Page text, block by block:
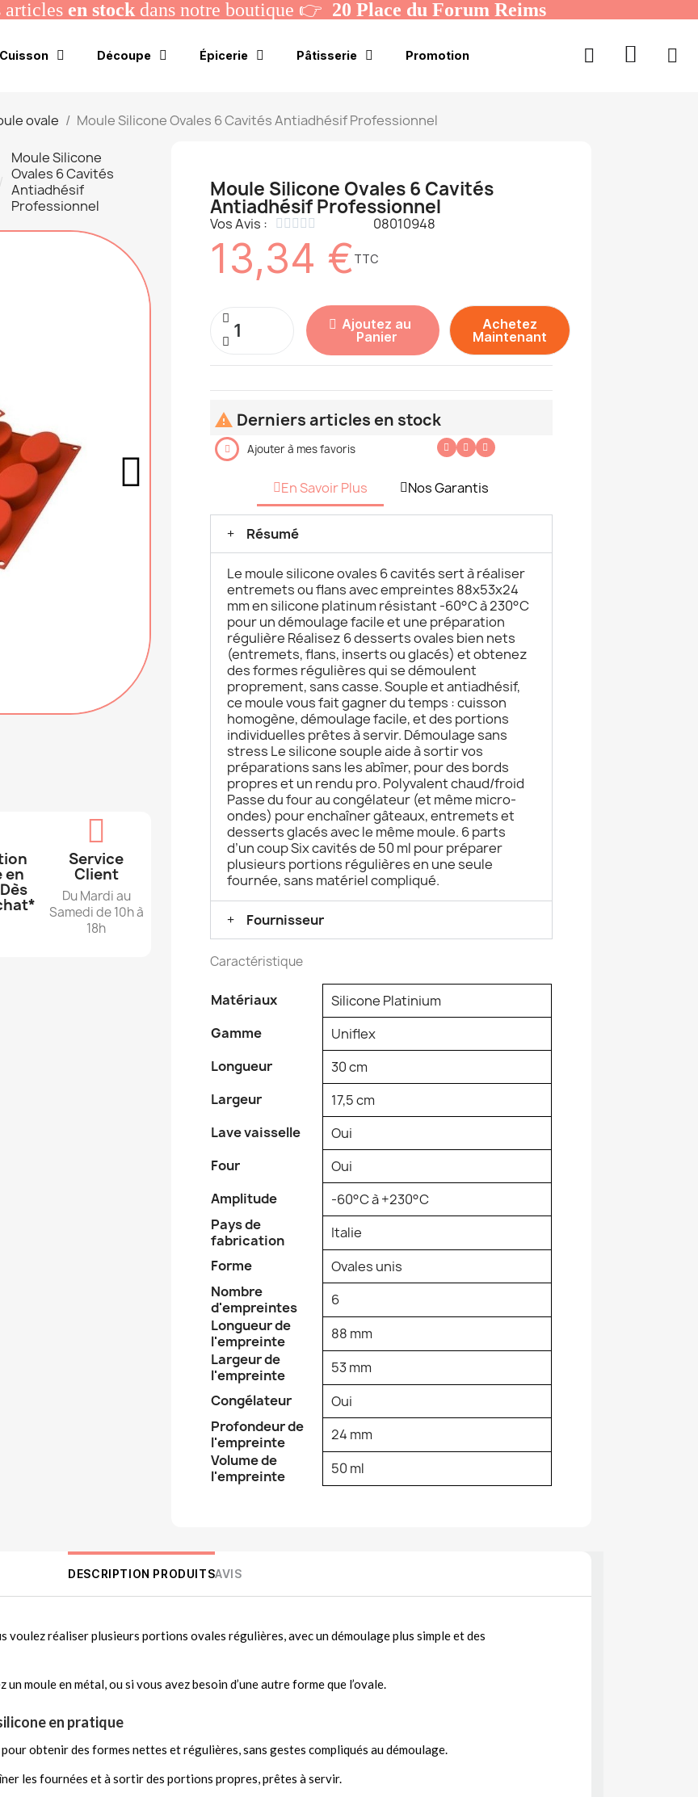
articlesen stockdans notre boutique 👉 20 Place du Forum Reims
Cuisson Découpe Épicerie Pâtisserie Promotion
ovale Moule Silicone Ovales 6 Cavités Antiadhésif Professionnel
Moule Silicone
Ovales 6 Cavités
Antiadhésif
Professionnel
en
Service
Client
Du Mardi au
Samedi de 10h à
18h
Moule Silicone Ovales 6 Cavités
Antiadhésif Professionnel
Vos Avis :      08010948
13,34 €TTC
Ajoutez au
Panier
Achetez
Maintenant
 Derniers articles en stock
Ajouter à mes favoris
En Savoir Plus Nos Garantis
Résumé
Le moule silicone ovales 6 cavités sert à réaliser
entremets ou flans avec empreintes 88x53x24
mm en silicone platinum résistant -60°C à 230°C
pour un démoulage facile et une préparation
régulière Réalisez 6 desserts ovales bien nets
(entremets, flans, inserts ou glacés) et obtenez
des formes régulières qui se démoulent
proprement, sans casse. Souple et antiadhésif,
ce moule vous fait gagner du temps : cuisson
homogène, démoulage facile, et des portions
individuelles prêtes à servir. Démoulage sans
stress Le silicone souple aide à sortir vos
préparations sans les abîmer, pour des bords
propres et un rendu pro. Polyvalent chaud/froid
Passe du four au congélateur (et même micro-
ondes) pour enchaîner gâteaux, entremets et
desserts glacés avec le même moule. 6 parts
d’un coup Six cavités de 50 ml pour préparer
plusieurs portions régulières en une seule
fournée, sans matériel compliqué.
Fournisseur
Caractéristique
Matériaux
Silicone Platinium
Gamme
Uniflex
Longueur
30 cm
Largeur
17,5 cm
Lave vaisselle
Oui
Four
Oui
Amplitude
-60°C à +230°C
Pays de
fabrication
Italie
Forme
Ovales unis
Nombre
d'empreintes
6
Longueur de
l'empreinte
88 mm
Largeur de
l'empreinte
53 mm
Congélateur
Oui
Profondeur de
l'empreinte
24 mm
Volume de
l'empreinte
50 ml
DESCRIPTION PRODUITSAVIS
voulez réaliser plusieurs portions ovales régulières, avec un démoulage plus simple et des
un moule en métal, ou si vous avez besoin d’une autre forme que l’ovale.
en pratique
obtenir des formes nettes et régulières, sans gestes compliqués au démoulage.
les fournées et à sortir des portions propres, prêtes à servir.